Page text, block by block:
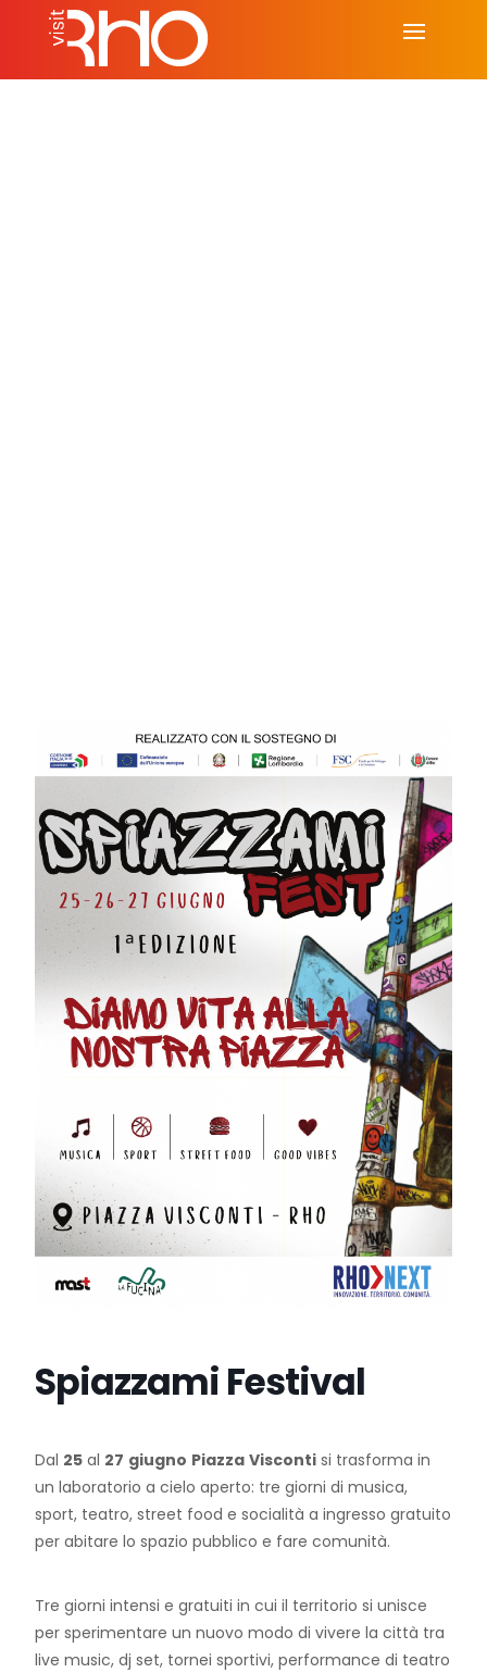
Spiazzami Festival
Dal 25 al 27 giugno Piazza Visconti si trasforma in
un laboratorio a cielo aperto: tre giorni di musica,
sport, teatro, street food e socialità a ingresso gratuito
per abitare lo spazio pubblico e fare comunità.
Tre giorni intensi e gratuiti in cui il territorio si unisce
per sperimentare un nuovo modo di vivere la città tra
live music, dj set, tornei sportivi, performance di teatro